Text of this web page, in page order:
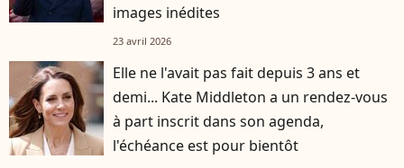
images inédites
23 avril 2026
Elle ne l'avait pas fait depuis 3 ans et
demi... Kate Middleton a un rendez-vous
à part inscrit dans son agenda,
l'échéance est pour bientôt